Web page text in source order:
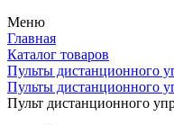
Меню
Главная
Каталог товаров
Пульты дистанционного
Пульты дистанционного
Пульт дистанционного